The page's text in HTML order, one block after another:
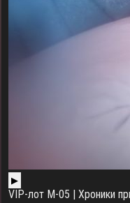
▶
VIP-лот M-05 | Хроники